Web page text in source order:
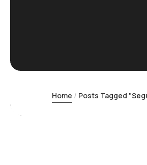
Home Posts Tagged